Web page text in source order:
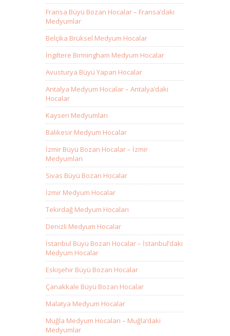
Fransa Büyü Bozan Hocalar – Fransa’daki
Medyumlar
Belçika Brüksel Medyum Hocalar
İngiltere Birmingham Medyum Hocalar
Avusturya Büyü Yapan Hocalar
Antalya Medyum Hocalar – Antalya’daki
Hocalar
Kayseri Medyumları
Balıkesir Medyum Hocalar
İzmir Büyü Bozan Hocalar – İzmir
Medyumları
Sivas Büyü Bozan Hocalar
İzmir Medyum Hocalar
Tekirdağ Medyum Hocaları
Denizli Medyum Hocalar
İstanbul Büyü Bozan Hocalar – İstanbul’daki
Medyum Hocalar
Eskişehir Büyü Bozan Hocalar
Çanakkale Büyü Bozan Hocalar
Malatya Medyum Hocalar
Muğla Medyum Hocaları – Muğla’daki
Medyumlar